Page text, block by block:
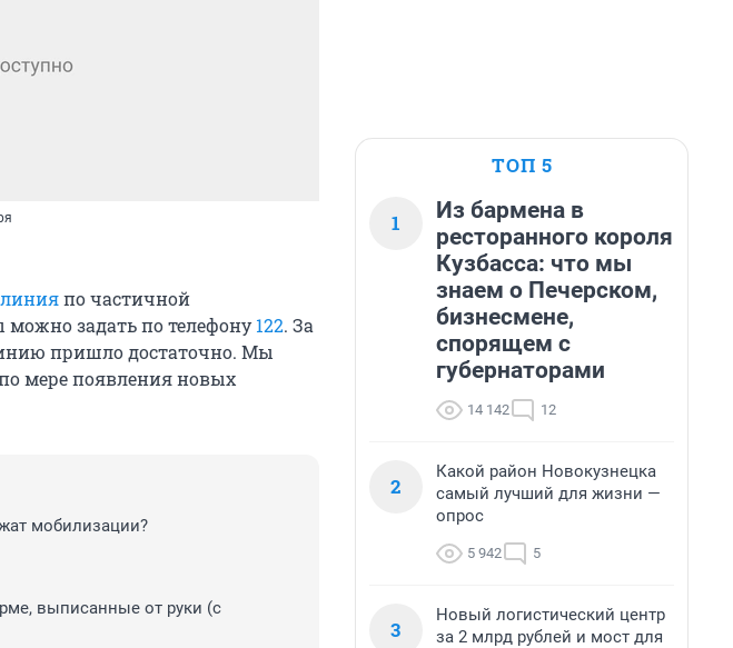
линияпо частичной
задать по телефону122. За
пришло достаточно. Мы
мере появления новых
мобилизации?
выписанные от руки (с
ТОП 5
1
Из бармена в
ресторанного короля
Кузбасса: что мы
знаем о Печерском,
бизнесмене,
спорящем с
губернаторами
14 142 12
2
Какой район Новокузнецка
самый лучший для жизни —
опрос
5 942 5
3
Новый логистический центр
за 2 млрд рублей и мост для